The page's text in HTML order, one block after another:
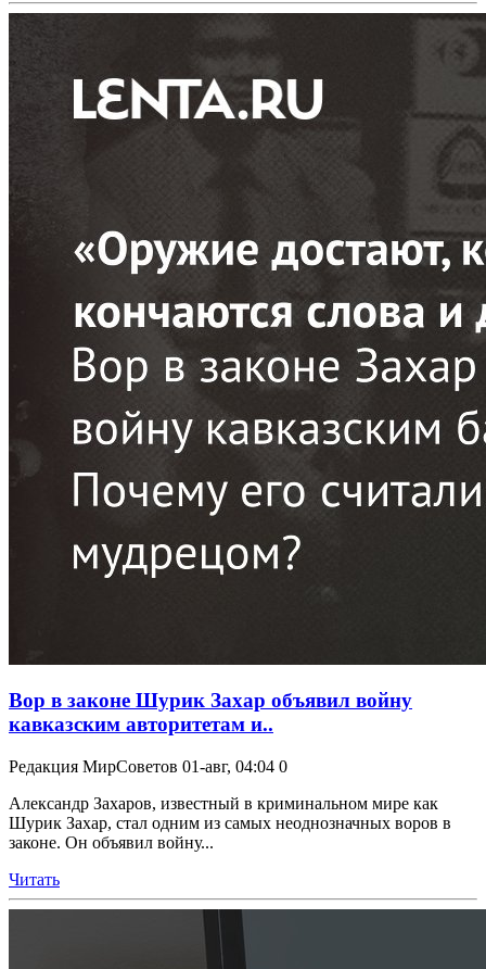
Вор в законе Шурик Захар объявил войну
кавказским авторитетам и..
Редакция МирСоветов 01-авг, 04:04 0
Александр Захаров, известный в криминальном мире как
Шурик Захар, стал одним из самых неоднозначных воров в
законе. Он объявил войну...
Читать